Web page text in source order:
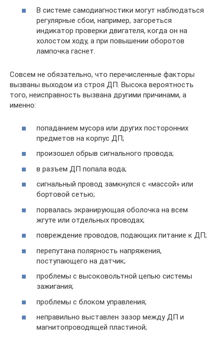
В системе самодиагностики могут наблюдаться
регулярные сбои, например, загореться
индикатор проверки двигателя, когда он на
холостом ходу, а при повышении оборотов
лампочка гаснет.
Совсем не обязательно, что перечисленные факторы
вызваны выходом из строя ДП. Высока вероятность
того, неисправность вызвана другими причинами, а
именно:
попаданием мусора или других посторонних
предметов на корпус ДП;
произошел обрыв сигнального провода;
в разъем ДП попала вода;
сигнальный провод замкнулся с «массой» или
бортовой сетью;
порвалась экранирующая оболочка на всем
жгуте или отдельных проводах;
повреждение проводов, подающих питание к ДП;
перепутана полярность напряжения,
поступающего на датчик;
проблемы с высоковольтной цепью системы
зажигания;
проблемы с блоком управления;
неправильно выставлен зазор между ДП и
магнитопроводящей пластиной;